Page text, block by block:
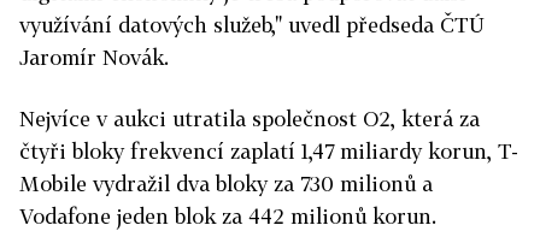
využívání datových služeb," uvedl předseda ČTÚ
Jaromír Novák.
Nejvíce v aukci utratila společnost O2, která za
čtyři bloky frekvencí zaplatí 1,47 miliardy korun, T-
Mobile vydražil dva bloky za 730 milionů a
Vodafone jeden blok za 442 milionů korun.